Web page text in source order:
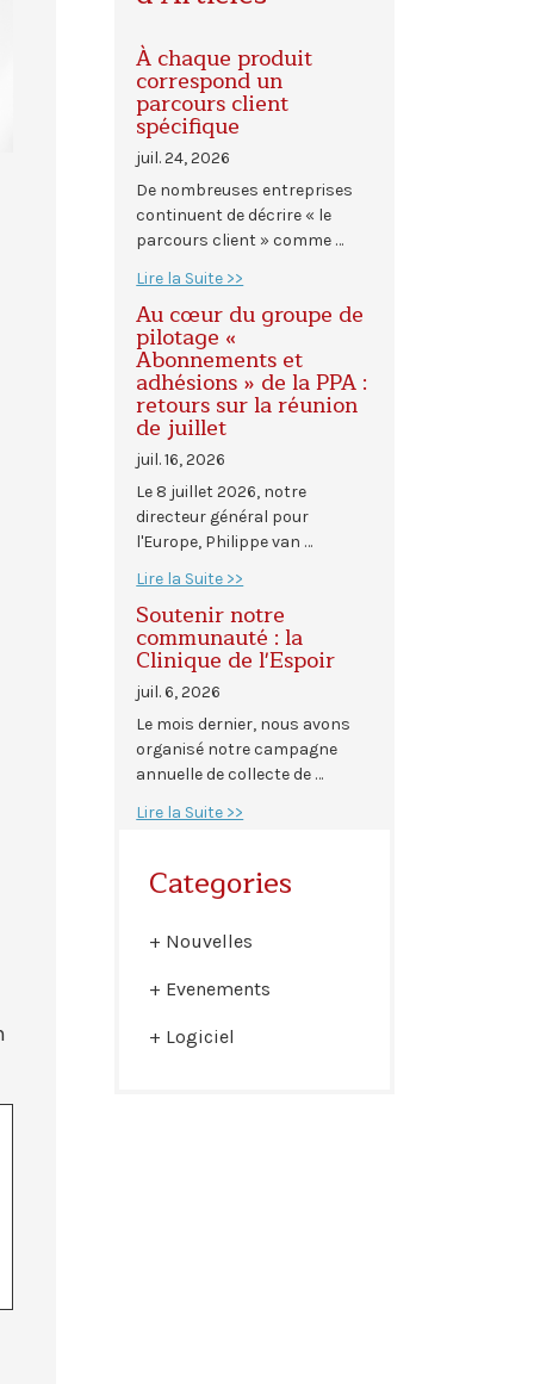
À chaque produit
correspond un
parcours client
spécifique
juil. 24, 2026
De nombreuses entreprises
continuent de décrire « le
parcours client » comme …
Lire la Suite >>
Au cœur du groupe de
pilotage «
Abonnements et
adhésions » de la PPA :
retours sur la réunion
de juillet
juil. 16, 2026
Le 8 juillet 2026, notre
directeur général pour
l'Europe, Philippe van …
Lire la Suite >>
Soutenir notre
communauté : la
Clinique de l'Espoir
juil. 6, 2026
Le mois dernier, nous avons
organisé notre campagne
annuelle de collecte de …
Lire la Suite >>
Categories
Nouvelles
Evenements
Logiciel